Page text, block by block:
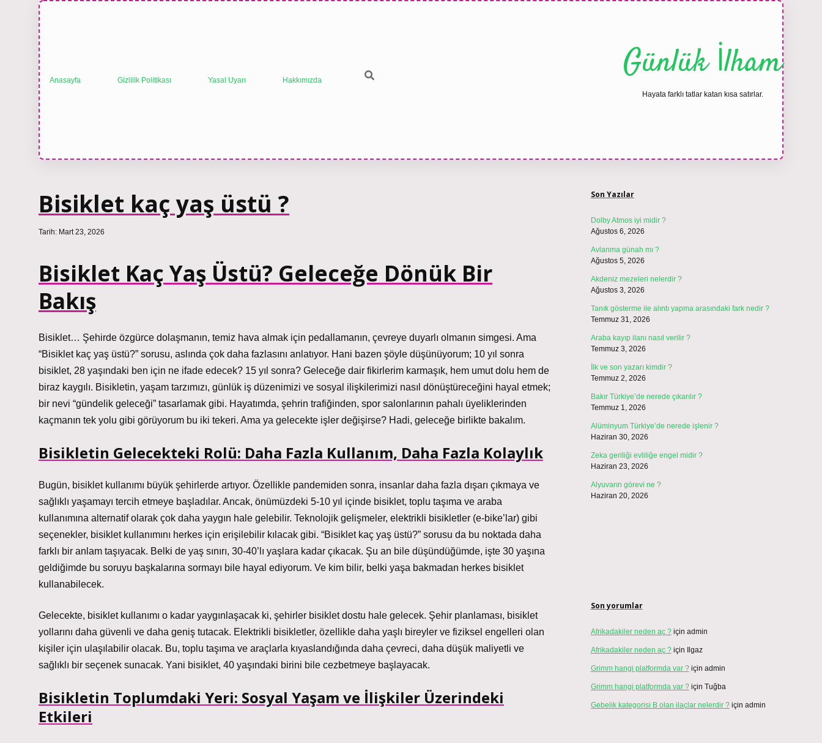
Anasayfa Gizlilik Politikası Yasal Uyarı Hakkımızda Günlük İlham
Hayata farklı tatlar katan kısa satırlar.
Bisiklet kaç yaş üstü ?
Tarih: Mart 23, 2026
Bisiklet Kaç Yaş Üstü? Geleceğe Dönük Bir
Bakış
Bisiklet… Şehirde özgürce dolaşmanın, temiz hava almak için pedallamanın, çevreye duyarlı olmanın simgesi. Ama
“Bisiklet kaç yaş üstü?” sorusu, aslında çok daha fazlasını anlatıyor. Hani bazen şöyle düşünüyorum; 10 yıl sonra
bisiklet, 28 yaşındaki ben için ne ifade edecek? 15 yıl sonra? Geleceğe dair fikirlerim karmaşık, hem umut dolu hem de
biraz kaygılı. Bisikletin, yaşam tarzımızı, günlük iş düzenimizi ve sosyal ilişkilerimizi nasıl dönüştüreceğini hayal etmek;
bir nevi “gündelik geleceği” tasarlamak gibi. Hayatımda, şehrin trafiğinden, spor salonlarının pahalı üyeliklerinden
kaçmanın tek yolu gibi görüyorum bu iki tekeri. Ama ya gelecekte işler değişirse? Hadi, geleceğe birlikte bakalım.
Bisikletin Gelecekteki Rolü: Daha Fazla Kullanım, Daha Fazla Kolaylık
Bugün, bisiklet kullanımı büyük şehirlerde artıyor. Özellikle pandemiden sonra, insanlar daha fazla dışarı çıkmaya ve
sağlıklı yaşamayı tercih etmeye başladılar. Ancak, önümüzdeki 5-10 yıl içinde bisiklet, toplu taşıma ve araba
kullanımına alternatif olarak çok daha yaygın hale gelebilir. Teknolojik gelişmeler, elektrikli bisikletler (e-bike’lar) gibi
seçenekler, bisiklet kullanımını herkes için erişilebilir kılacak gibi. “Bisiklet kaç yaş üstü?” sorusu da bu noktada daha
farklı bir anlam taşıyacak. Belki de yaş sınırı, 30-40’lı yaşlara kadar çıkacak. Şu an bile düşündüğümde, işte 30 yaşına
geldiğimde bu soruyu başkalarına sormayı bile hayal ediyorum. Ve kim bilir, belki yaşa bakmadan herkes bisiklet
kullanabilecek.
Gelecekte, bisiklet kullanımı o kadar yaygınlaşacak ki, şehirler bisiklet dostu hale gelecek. Şehir planlaması, bisiklet
yollarını daha güvenli ve daha geniş tutacak. Elektrikli bisikletler, özellikle daha yaşlı bireyler ve fiziksel engelleri olan
kişiler için ulaşılabilir olacak. Bu, toplu taşıma ve araçlarla kıyaslandığında daha çevreci, daha düşük maliyetli ve
sağlıklı bir seçenek sunacak. Yani bisiklet, 40 yaşındaki birini bile cezbetmeye başlayacak.
Bisikletin Toplumdaki Yeri: Sosyal Yaşam ve İlişkiler Üzerindeki
Etkileri
Son Yazılar
Dolby Atmos iyi midir ?
Ağustos 6, 2026
Avlanma günah mı ?
Ağustos 5, 2026
Akdeniz mezeleri nelerdir ?
Ağustos 3, 2026
Tanık gösterme ile alıntı yapma arasındaki fark nedir ?
Temmuz 31, 2026
Araba kayıp ilanı nasıl verilir ?
Temmuz 3, 2026
İlk ve son yazarı kimdir ?
Temmuz 2, 2026
Bakır Türkiye’de nerede çıkarılır ?
Temmuz 1, 2026
Alüminyum Türkiye’de nerede işlenir ?
Haziran 30, 2026
Zeka geriliği evliliğe engel midir ?
Haziran 23, 2026
Alyuvarın görevi ne ?
Haziran 20, 2026
Son yorumlar
Afrikadakiler neden aç ?için admin
Afrikadakiler neden aç ?için Ilgaz
Grimm hangi platformda var ?için admin
Grimm hangi platformda var ?için Tuğba
Gebelik kategorisi B olan ilaçlar nelerdir ?için admin